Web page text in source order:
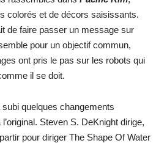
colorés et de décors saisissants.
de faire passer un message sur
pour un objectif commun,
ont pris le pas sur les robots qui
il se doit.
subi quelques changements
Steven S. DeKnight dirige,
pour diriger The Shape Of Water